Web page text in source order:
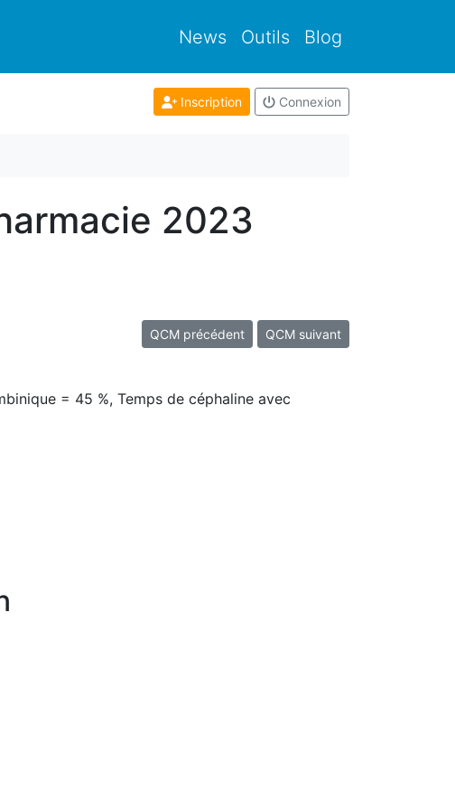
News Outils Blog
Inscription Connexion
2023
QCM précédent QCM suivant
= 45 %, Temps de céphaline avec